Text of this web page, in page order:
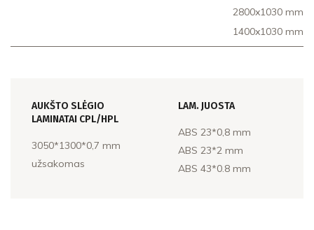
2800x1030 mm
1400x1030 mm
AUKŠTO SLĖGIO
LAMINATAI CPL/HPL
3050*1300*0,7 mm
užsakomas
LAM. JUOSTA
ABS 23*0,8 mm
ABS 23*2 mm
ABS 43*0.8 mm